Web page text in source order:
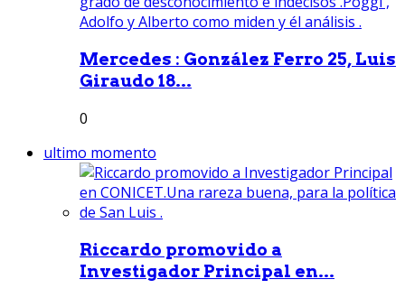
Mercedes : González Ferro 25, Luis
Giraudo 18...
0
ultimo momento
Riccardo promovido a
Investigador Principal en...